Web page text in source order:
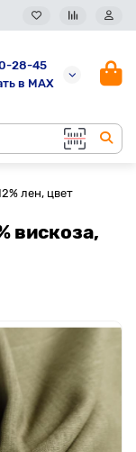
28-45
в MAX
лен, цвет
вискоза,